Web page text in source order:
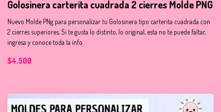
Golosinera carterita cuadrada 2 cierres Molde PNG
Nuevo Molde PNg para personalizar tu Golosinera tipo carterita cuadrada con
2 cierres superiores, Si te gusta lo distinto, lo original, esta no te puede faltar,
ingresa y conoce toda la info.
$4.500